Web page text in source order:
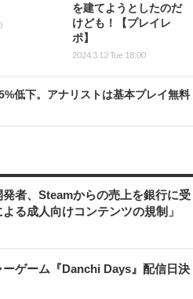
を建てようとしたのだ
けども！【プレイレ
ポ】
2024.3.12 Tue 18:00
低下。アナリストは基本プレイ無料
者、Steamからの売上を銀行に受
る成人向けコンテンツの規制」
ゲーム『Danchi Days』配信日決